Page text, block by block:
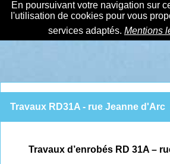
En poursuivant votre navigation sur
l'utilisation de cookies pour vous
services adaptés. Mentions
Travaux RD31A - rue Jeanne d'Arc
Travaux d’enrobés RD 31A –